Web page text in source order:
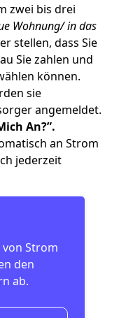
zwei bis drei
Wohnung/ in das
stellen, dass Sie
Sie zahlen und
können.
sie
angemeldet.
An?”.
an Strom
jederzeit
von Strom
den
ab.